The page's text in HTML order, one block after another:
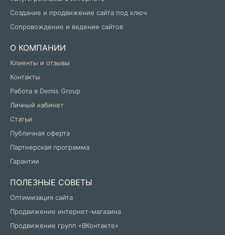
Создание и продвижение сайта под ключ
Сопровождение и ведение сайтов
О КОМПАНИИ
Клиенты и отзывы
Контакты
Работа в Demis Group
Личный кабинет
Статьи
Публичная оферта
Партнерская программа
Гарантии
ПОЛЕЗНЫЕ СОВЕТЫ
Оптимизация сайта
Продвижение интернет-магазина
Продвижение групп «ВКонтакте»